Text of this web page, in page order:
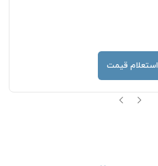
استعلام قیمت